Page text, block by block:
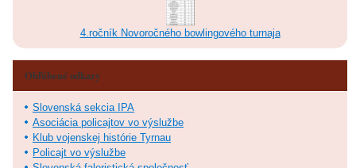
4.ročník Novoročného bowlingového turnaja
Obľúbené odkazy
Slovenská sekcia IPA
Asociácia policajtov vo výslužbe
Klub vojenskej histórie Tyrnau
Policajt vo výslužbe